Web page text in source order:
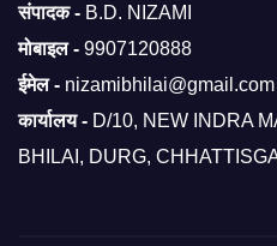
संपादक - B.D. NIZAMI
मोबाइल - 9907120888
ईमेल - nizamibhilai@gmail.com
कार्यालय - D/10, NEW INDRA
BHILAI, DURG,